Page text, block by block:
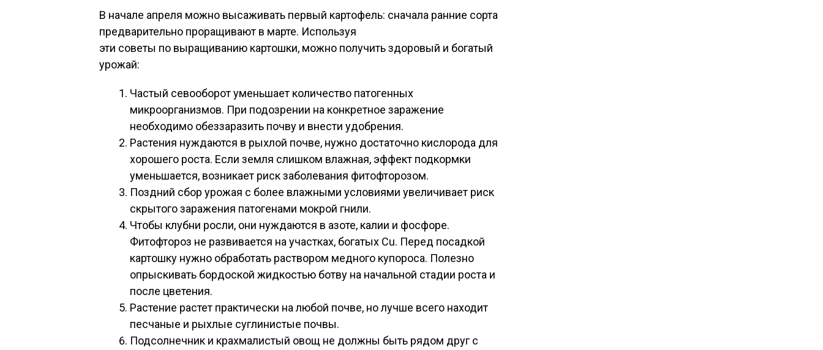
В начале апреля можно высаживать первый картофель: сначала ранние сорта
предварительно проращивают в марте. Используя
эти советы по выращиванию картошки, можно получить здоровый и богатый
урожай:
Частый севооборот уменьшает количество патогенных
микроорганизмов. При подозрении на конкретное заражение
необходимо обеззаразить почву и внести удобрения.
Растения нуждаются в рыхлой почве, нужно достаточно кислорода для
хорошего роста. Если земля слишком влажная, эффект подкормки
уменьшается, возникает риск заболевания фитофторозом.
Поздний сбор урожая с более влажными условиями увеличивает риск
скрытого заражения патогенами мокрой гнили.
Чтобы клубни росли, они нуждаются в азоте, калии и фосфоре.
Фитофтороз не развивается на участках, богатых Cu. Перед посадкой
картошку нужно обработать раствором медного купороса. Полезно
опрыскивать бордоской жидкостью ботву на начальной стадии роста и
после цветения.
Растение растет практически на любой почве, но лучше всего находит
песчаные и рыхлые суглинистые почвы.
Подсолнечник и крахмалистый овощ не должны быть рядом друг с